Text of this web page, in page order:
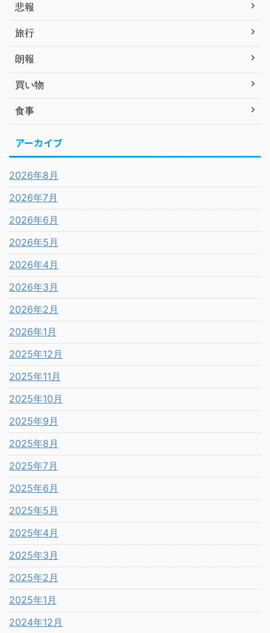
悲報
旅行
朗報
買い物
食事
アーカイブ
2026年8月
2026年7月
2026年6月
2026年5月
2026年4月
2026年3月
2026年2月
2026年1月
2025年12月
2025年11月
2025年10月
2025年9月
2025年8月
2025年7月
2025年6月
2025年5月
2025年4月
2025年3月
2025年2月
2025年1月
2024年12月